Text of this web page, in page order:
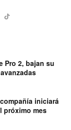
Pro 2, bajan su
iniciará
próximo mes